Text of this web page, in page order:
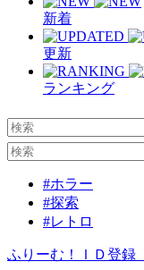
新着
更新
ランキング
#ホラー
#探索
#レトロ
ふりーむ！ＩＤ登録